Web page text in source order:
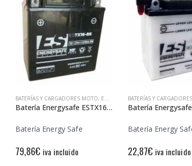
BATERÍAS Y CARGADORES MOTO, ENERGY SAFE
Batería Energysafe ESTX16-BS Sin Mantenimiento
Batería Energy Safe
79,86€ iva incluido
BATERÍAS Y
Batería Energy
22,87€ iva incluido